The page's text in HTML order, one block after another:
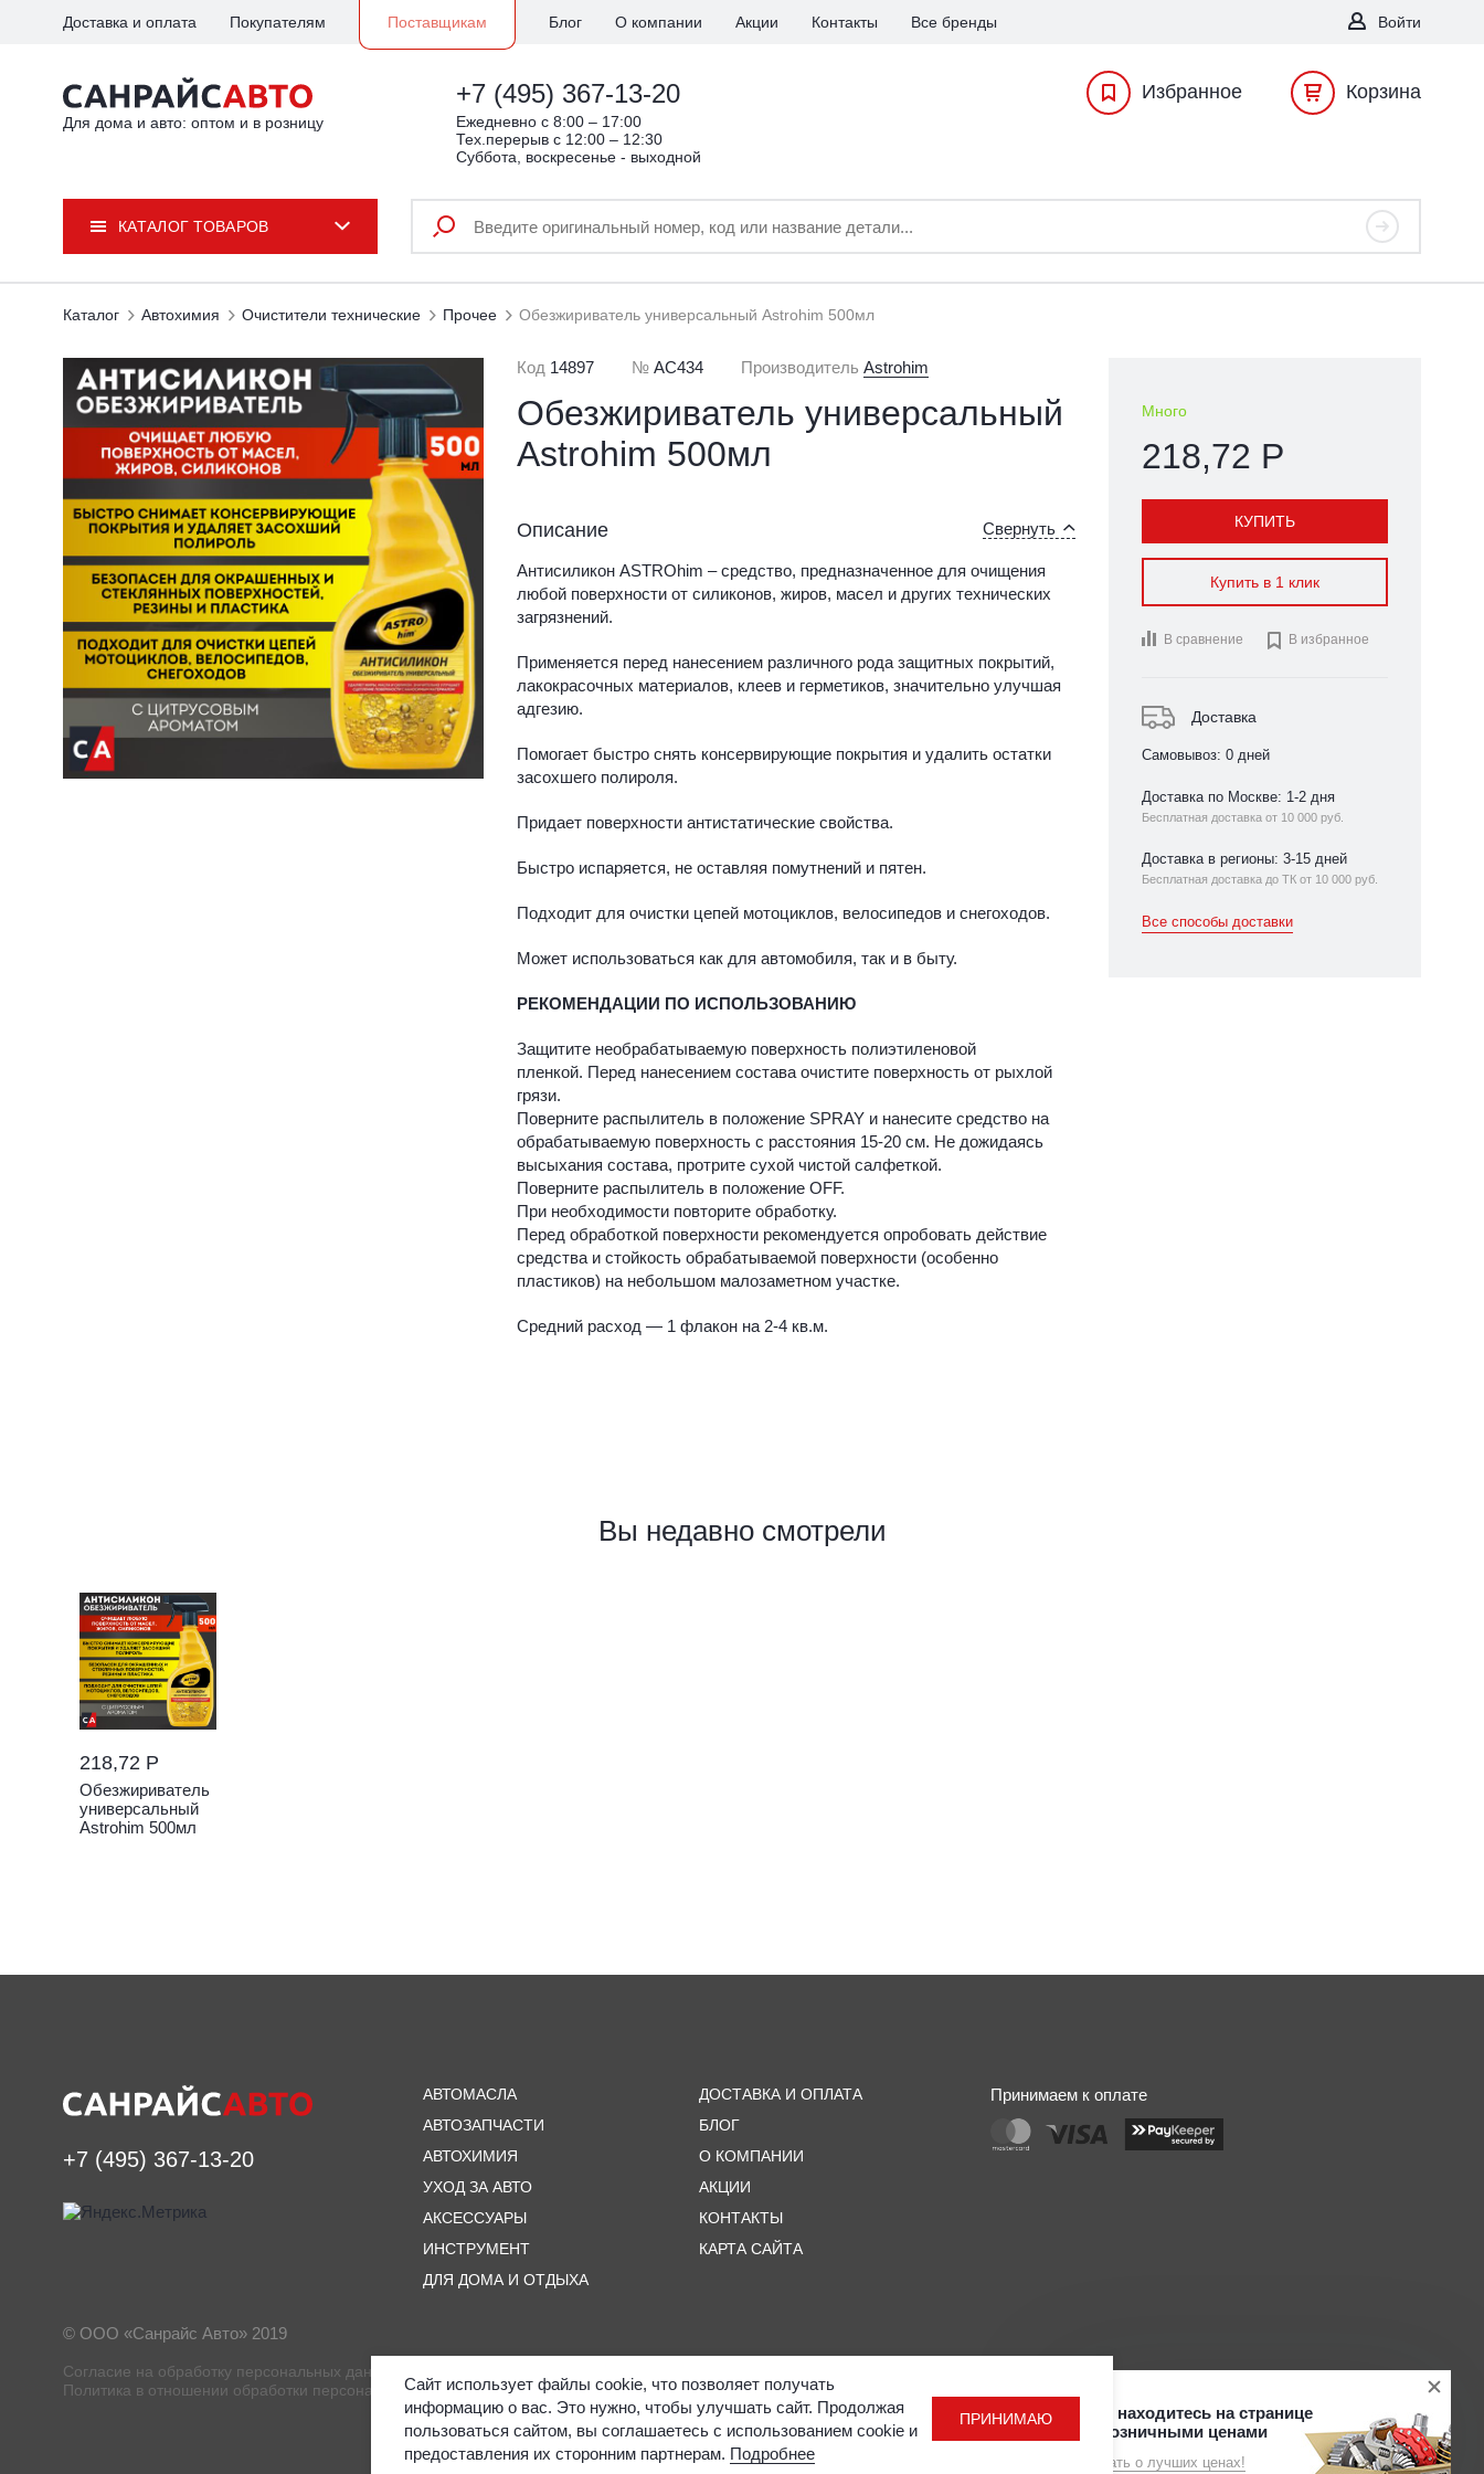
Доставка и оплата Покупателям Поставщикам Блог О компании Акции Контакты Все бренды Войти
Для дома и авто: оптом и в розницу
+7 (495) 367-13-20
Ежедневно c 8:00 – 17:00
Тех.перерыв с 12:00 – 12:30
Суббота, воскресенье - выходной
Избранное Корзина
КАТАЛОГ ТОВАРОВ
Каталог Автохимия Очистители технические Прочее Обезжириватель универсальный Astrohim 500мл
Код 14897 № AC434 Производитель Astrohim
Обезжириватель универсальный
Astrohim 500мл
Описание Свернуть
Антисиликон ASTROhim – средство, предназначенное для очищения
любой поверхности от силиконов, жиров, масел и других технических
загрязнений.
Применяется перед нанесением различного рода защитных покрытий,
лакокрасочных материалов, клеев и герметиков, значительно улучшая
адгезию.
Помогает быстро снять консервирующие покрытия и удалить остатки
засохшего полироля.
Придает поверхности антистатические свойства.
Быстро испаряется, не оставляя помутнений и пятен.
Подходит для очистки цепей мотоциклов, велосипедов и снегоходов.
Может использоваться как для автомобиля, так и в быту.
РЕКОМЕНДАЦИИ ПО ИСПОЛЬЗОВАНИЮ
Защитите необрабатываемую поверхность полиэтиленовой
пленкой. Перед нанесением состава очистите поверхность от рыхлой
грязи.
Поверните распылитель в положение SPRAY и нанесите средство на
обрабатываемую поверхность с расстояния 15-20 см. Не дожидаясь
высыхания состава, протрите сухой чистой салфеткой.
Поверните распылитель в положение OFF.
При необходимости повторите обработку.
Перед обработкой поверхности рекомендуется опробовать действие
средства и стойкость обрабатываемой поверхности (особенно
пластиков) на небольшом малозаметном участке.
Средний расход — 1 флакон на 2-4 кв.м.
Много
218,72 Р
КУПИТЬ
Купить в 1 клик
В сравнение  В избранное
Доставка
Самовывоз: 0 дней
Доставка по Москве: 1-2 дня
Бесплатная доставка от 10 000 руб.
Доставка в регионы: 3-15 дней
Бесплатная доставка до ТК от 10 000 руб.
Все способы доставки
Вы недавно смотрели
218,72 Р
Обезжириватель
универсальный
Astrohim 500мл
Вы находитесь на странице
с розничными ценами
Узнать о лучших ценах!
+7 (495) 367-13-20
АВТОМАСЛА
АВТОЗАПЧАСТИ
АВТОХИМИЯ
УХОД ЗА АВТО
АКСЕССУАРЫ
ИНСТРУМЕНТ
ДЛЯ ДОМА И ОТДЫХА
ДОСТАВКА И ОПЛАТА
БЛОГ
О КОМПАНИИ
АКЦИИ
КОНТАКТЫ
КАРТА САЙТА
Принимаем к оплате
© ООО «Санрайс Авто» 2019
Согласие на обработку персональных данных
Политика в отношении обработки персональных данных
Поддержка сайта ADN
Сайт использует файлы cookie, что позволяет получать
информацию о вас. Это нужно, чтобы улучшать сайт. Продолжая
пользоваться сайтом, вы соглашаетесь с использованием cookie и
предоставления их сторонним партнерам. Подробнее
ПРИНИМАЮ